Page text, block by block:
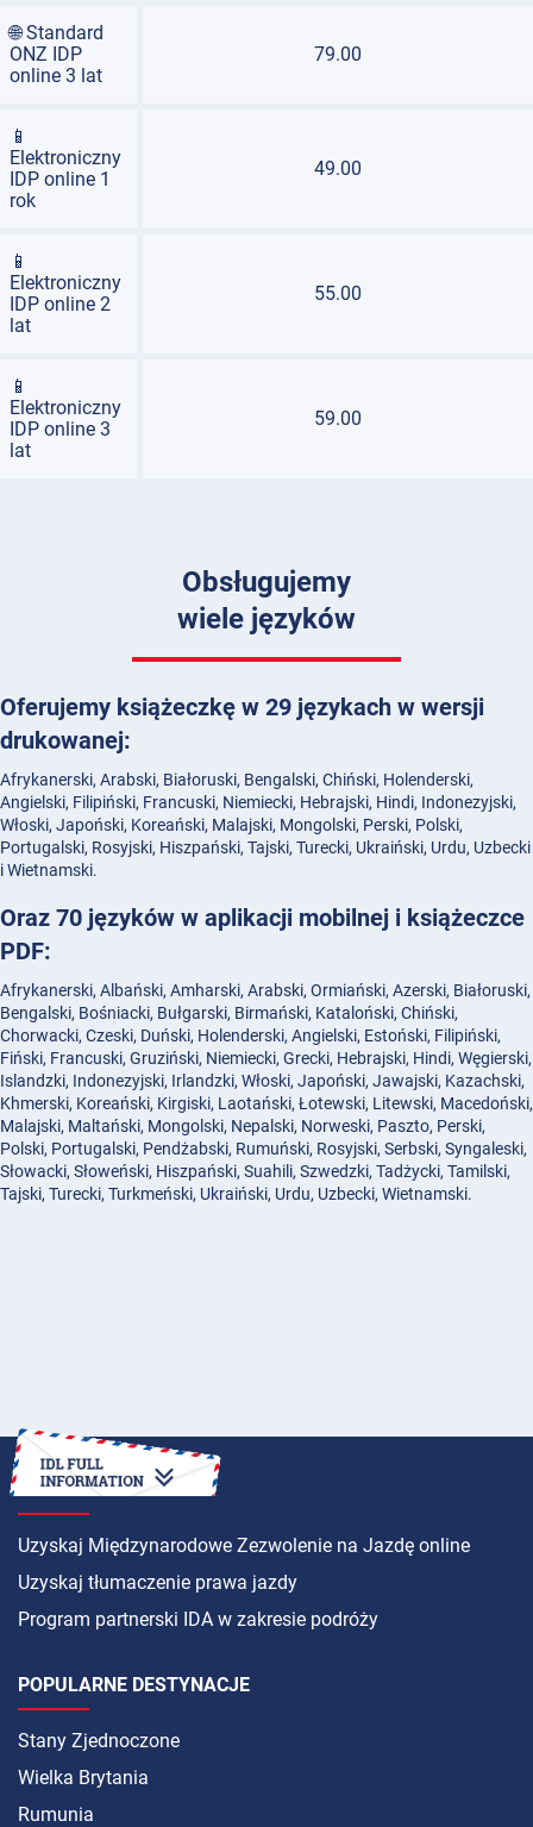
🌐 Standard
ONZ IDP
online 3 lat
79.00
📱
Elektroniczny
IDP online 1
rok
49.00
📱
Elektroniczny
IDP online 2
lat
55.00
📱
Elektroniczny
IDP online 3
lat
59.00
Obsługujemy
wiele języków
Oferujemy książeczkę w 29 językach w wersji
drukowanej:
Afrykanerski, Arabski, Białoruski, Bengalski, Chiński, Holenderski,
Angielski, Filipiński, Francuski, Niemiecki, Hebrajski, Hindi, Indonezyjski,
Włoski, Japoński, Koreański, Malajski, Mongolski, Perski, Polski,
Portugalski, Rosyjski, Hiszpański, Tajski, Turecki, Ukraiński, Urdu, Uzbecki
i Wietnamski.
Oraz 70 języków w aplikacji mobilnej i książeczce
PDF:
Afrykanerski, Albański, Amharski, Arabski, Ormiański, Azerski, Białoruski,
Bengalski, Bośniacki, Bułgarski, Birmański, Kataloński, Chiński,
Chorwacki, Czeski, Duński, Holenderski, Angielski, Estoński, Filipiński,
Fiński, Francuski, Gruziński, Niemiecki, Grecki, Hebrajski, Hindi, Węgierski,
Islandzki, Indonezyjski, Irlandzki, Włoski, Japoński, Jawajski, Kazachski,
Khmerski, Koreański, Kirgiski, Laotański, Łotewski, Litewski, Macedoński,
Malajski, Maltański, Mongolski, Nepalski, Norweski, Paszto, Perski,
Polski, Portugalski, Pendżabski, Rumuński, Rosyjski, Serbski, Syngaleski,
Słowacki, Słoweński, Hiszpański, Suahili, Szwedzki, Tadżycki, Tamilski,
Tajski, Turecki, Turkmeński, Ukraiński, Urdu, Uzbecki, Wietnamski.
INSTRUKCJA
Uzyskaj Międzynarodowe Zezwolenie na Jazdę online
Uzyskaj tłumaczenie prawa jazdy
Program partnerski IDA w zakresie podróży
POPULARNE DESTYNACJE
Stany Zjednoczone
Wielka Brytania
Rumunia